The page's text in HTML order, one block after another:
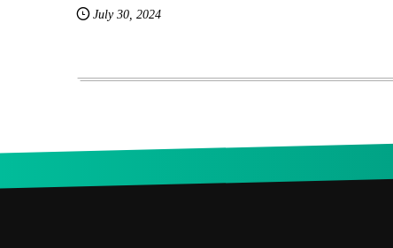
July 30 ,2024